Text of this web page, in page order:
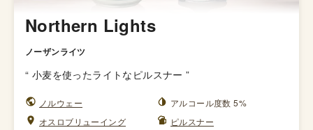
Northern Lights
ノーザンライツ
“ 小麦を使ったライトなピルスナー ”
ノルウェー
アルコール度数 5%
オスロブリューイング
ピルスナー